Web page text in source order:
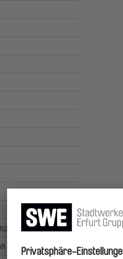
mit Spezialmarkt